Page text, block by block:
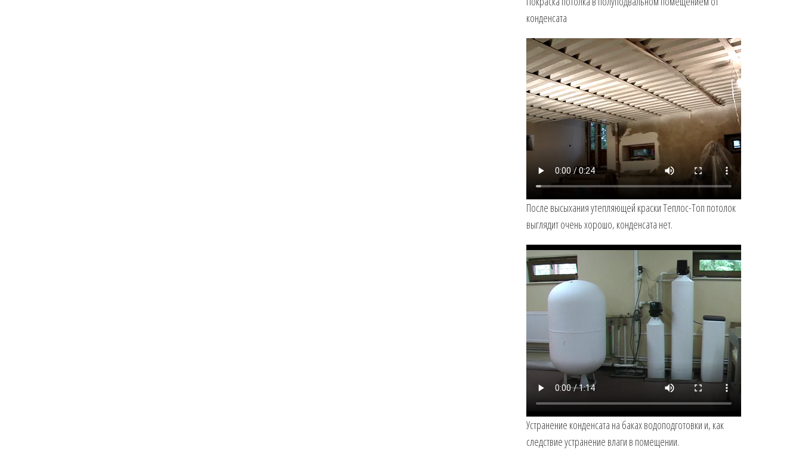
конденсата
После высыхания утепляющей краски Теплос-Топ потолок
выглядит очень хорошо, конденсата нет.
Устранение конденсата на баках водоподготовки и, как
следствие устранение влаги в помещении.